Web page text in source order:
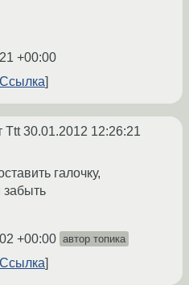
+00:00
Ссылка
Ttt30.01.2012 12:26:21
галочку,
забыть
+00:00 автор топика
Ссылка